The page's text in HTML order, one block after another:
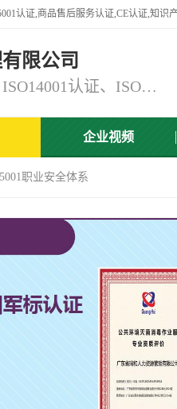
限公司
主营：ISO9001认证、ISO14001认证、ISO认证、ISO22000认证、ISO/TS16949认证,FSC森林认证
企业视频
职业安全体系